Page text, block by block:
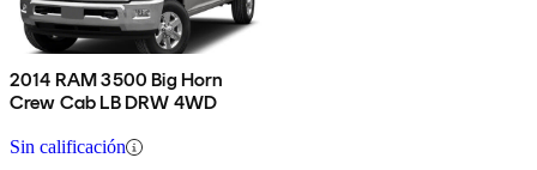
2014 RAM 3500 Big Horn
Crew Cab LB DRW 4WD
Sin calificación